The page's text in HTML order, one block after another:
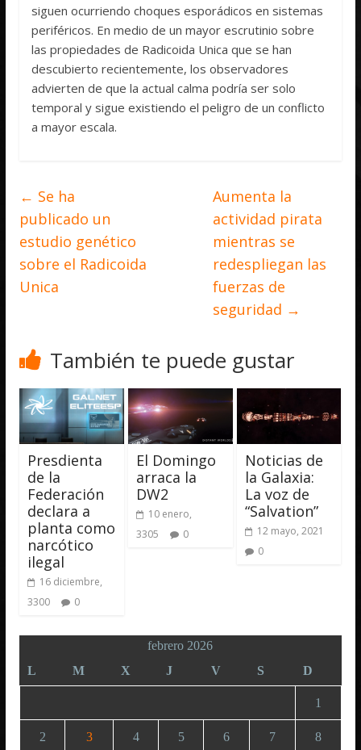
siguen ocurriendo choques esporádicos en sistemas
periféricos. En medio de un mayor escrutinio sobre
las propiedades de Radicoida Unica que se han
descubierto recientemente, los observadores
advierten de que la actual calma podría ser solo
temporal y sigue existiendo el peligro de un conflicto
a mayor escala.
← Se ha
publicado un
estudio genético
sobre el Radicoida
Unica
Aumenta la
actividad pirata
mientras se
redespliegan las
fuerzas de
seguridad →
También te puede gustar
Presdienta
de la
Federación
declara a
planta como
narcótico
ilegal
16 diciembre,
3300
0
El Domingo
arraca la
DW2
10 enero,
3305
0
Noticias de
la Galaxia:
La voz de
“Salvation”
12 mayo, 2021
0
febrero 2026
L
M X J V S D
1
2 3 4 5 6 7 8